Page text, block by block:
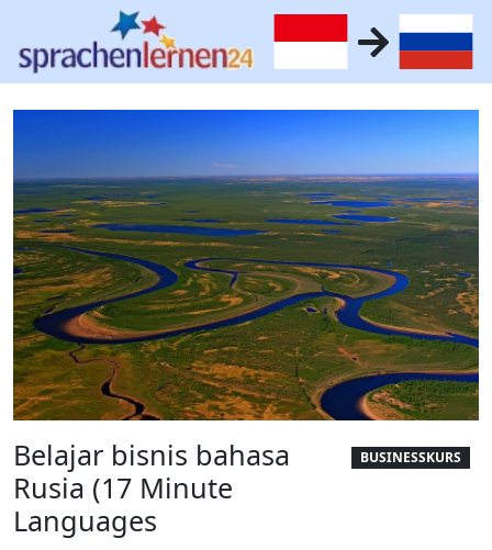
BUSINESSKURS
Belajar bisnis bahasa
Rusia (17 Minute
Languages